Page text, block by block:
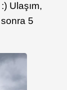
Ulaşım,
5